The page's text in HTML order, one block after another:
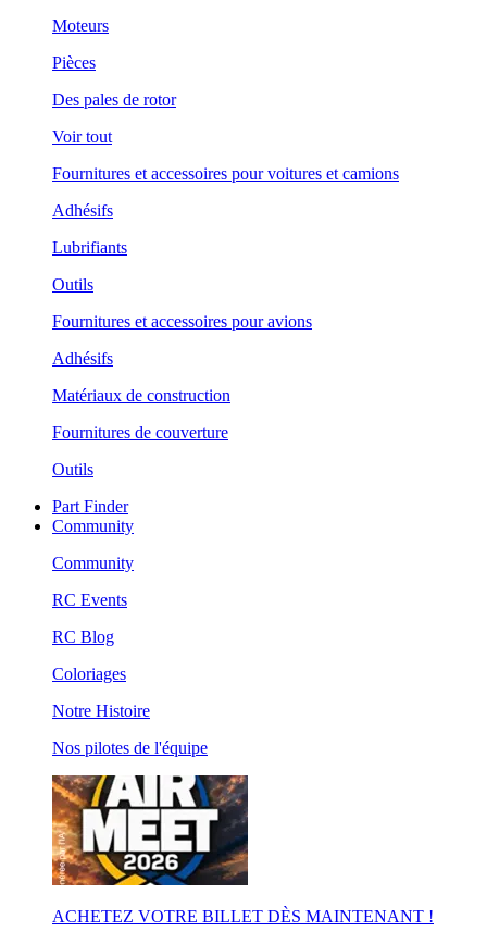
Moteurs
Pièces
Des pales de rotor
Voir tout
Fournitures et accessoires pour voitures et camions
Adhésifs
Lubrifiants
Outils
Fournitures et accessoires pour avions
Adhésifs
Matériaux de construction
Fournitures de couverture
Outils
Part Finder
Community
Community
RC Events
RC Blog
Coloriages
Notre Histoire
Nos pilotes de l'équipe
ACHETEZ VOTRE BILLET DÈS MAINTENANT !